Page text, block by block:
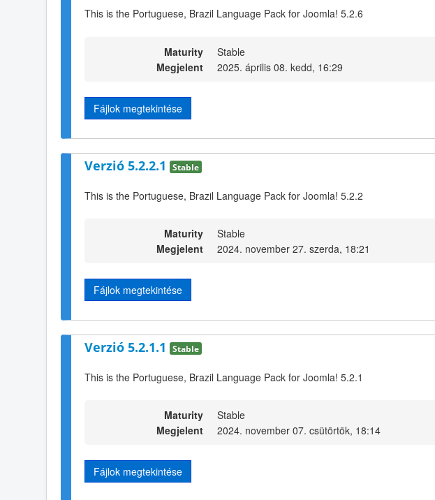
This is the Portuguese, Brazil Language Pack for Joomla! 5.2.6
Maturity
Stable
Megjelent
2025. április 08. kedd, 16:29
Fájlok megtekintése
Verzió 5.2.2.1 Stable
This is the Portuguese, Brazil Language Pack for Joomla! 5.2.2
Maturity
Stable
Megjelent
2024. november 27. szerda, 18:21
Fájlok megtekintése
Verzió 5.2.1.1 Stable
This is the Portuguese, Brazil Language Pack for Joomla! 5.2.1
Maturity
Stable
Megjelent
2024. november 07. csütörtök, 18:14
Fájlok megtekintése